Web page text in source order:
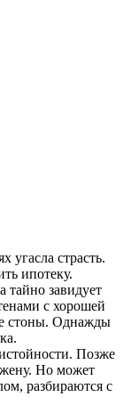
страсть.
ипотеку.
тайно завидует
с хорошей
стоны. Однажды
Позже
Но может
разбираются с